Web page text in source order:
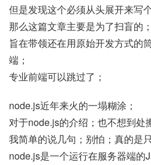
但是发现这个必须从头展开来写
那么这篇文章主要是为了扫盲的；
旨在带领还在用原始开发方式的
端；
专业前端可以跳过了；
node.js近年来火的一塌糊涂；
对于node.js的介绍；也不想到处
我简单的说几句；别怕；真的是
node.js是一个运行在服务器端的